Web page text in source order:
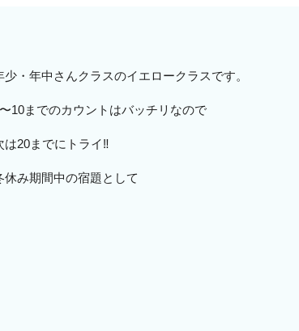
少・年中さんクラスのイエロークラスです。
10までのカウントはバッチリなので
は20までにトライ‼️
休み期間中の宿題として